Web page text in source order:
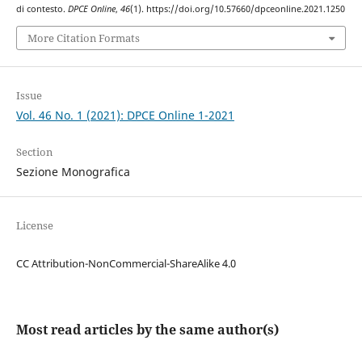
di contesto. DPCE Online, 46(1). https://doi.org/10.57660/dpceonline.2021.1250
More Citation Formats
Issue
Vol. 46 No. 1 (2021): DPCE Online 1-2021
Section
Sezione Monografica
License
CC Attribution-NonCommercial-ShareAlike 4.0
Most read articles by the same author(s)